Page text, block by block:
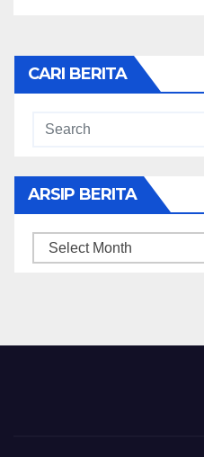
CARI BERITA
ARSIP BERITA
ARSIP